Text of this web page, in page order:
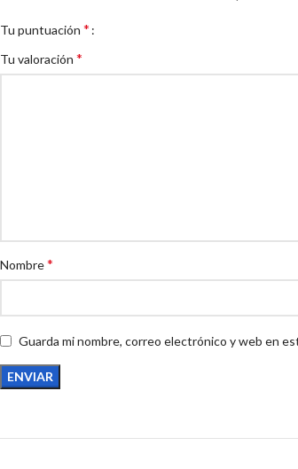
Tu puntuación *
Tu valoración *
Nombre*
Guarda mi nombre, correo electrónico y web en